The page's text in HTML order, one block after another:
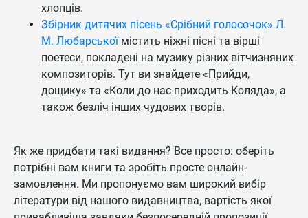
хлопців.
Збірник дитячих пісень «Срібний голосочок» Л.
М. Любарськоїмістить ніжні пісні та вірші
поетеси, покладені на музику різних вітчизняних
композиторів. Тут ви знайдете «Прийди,
дощику» та «Коли до нас приходить Коляда», а
також безліч інших чудових творів.
Як же придбати такі видання? Все просто: оберіть
потрібні вам книги та зробіть просте онлайн-
замовлення. Ми пропонуємо вам широкий вибір
літератури від нашого видавництва, вартість якої